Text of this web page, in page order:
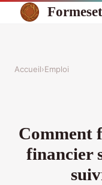
Accueil›Emploi
Comment
financier